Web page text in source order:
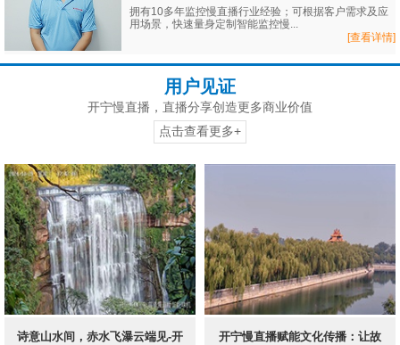
拥有10多年监控慢直播行业经验；可根据客户需求及应
用场景，快速量身定制智能监控慢...
[查看详情]
用户见证
开宁慢直播，直播分享创造更多商业价值
点击查看更多+
诗意山水间，赤水飞瀑云端见-开
开宁慢直播赋能文化传播：让故